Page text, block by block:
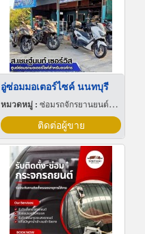
อู่ซ่อมมอเตอร์ไซค์ นนทบุรี
หมวดหมู่ : ซ่อมรถจักรยานยนต์และรถสกูตเตอร์
ติดต่อผู้ขาย